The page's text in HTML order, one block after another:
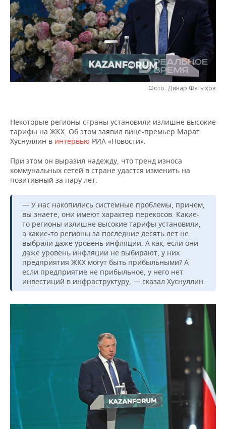
НЕФТЕХИМИЯ
НЕФТЬ
ОПК
ЭНЕРГЕТИКА
РОЗНИЧНАЯ ТОРГОВЛЯ
ТРАНСПОРТ
УСЛУГИ
НОВОСТИ ТЕХНОЛОГИЙ
IT
МЕДИА
МЕРОПРИЯТИЯ
НОВОСТИ МЕРОПРИЯТИЙ
ВЫЕЗДНАЯ РЕДАКЦИЯ
ОТКРЫТАЯ ЛЕКЦИЯ
СПОРТ
НОВОСТИ СПОРТА
БАСКЕТБОЛ
ВОЛЕЙБОЛ
КИБЕРСПОРТ
ФИГУРНОЕ КАТАНИЕ
ВОДНЫЕ ВИДЫ СПОРТА
ХОККЕЙ С МЯЧОМ
ОБЩЕСТВО
ИНФРАСТРУКТУРА
ИСТОРИЯ
КУЛЬТУРА
МЕДИЦИНА
ОБРАЗОВАНИЕ
ПРОИСШЕСТВИЯ
СПРАВОЧНИК
СПИСОК ПЕРСОН
СПИСОК КОМПАНИЙ
ПОЛНАЯ ВЕРСИЯ
Фото: Динар Фатыхов
Некоторые регионы страны установили излишне высокие
тарифы на ЖКХ. Об этом заявил вице-премьер Марат
Хуснуллин в интервью РИА «Новости».
При этом он выразил надежду, что тренд износа
коммунальных сетей в стране удастся изменить на
позитивный за пару лет.
— У нас накопились системные проблемы, причем,
вы знаете, они имеют характер перекосов. Какие-
то регионы излишне высокие тарифы установили,
а какие-то регионы за последние десять лет не
выбрали даже уровень инфляции. А как, если они
даже уровень инфляции не выбирают, у них
предприятия ЖКХ могут быть прибыльными? А
если предприятие не прибыльное, у него нет
инвестиций в инфраструктуру, — сказал Хуснуллин.